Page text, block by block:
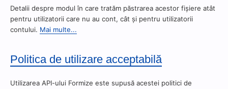
Detalii despre modul în care tratăm păstrarea acestor fișiere atât
pentru utilizatorii care nu au cont, cât și pentru utilizatorii
contului. Mai multe...
Politica de utilizare acceptabilă
Utilizarea API-ului Formize este supusă acestei politici de